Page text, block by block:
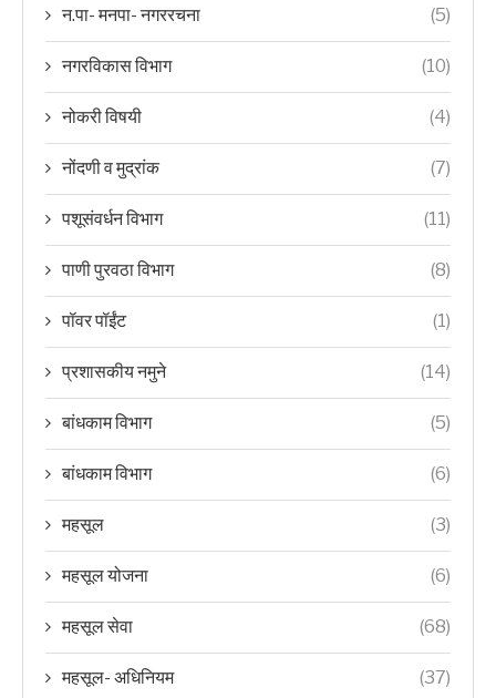
न.पा- मनपा- नगररचना (5)
नगरविकास विभाग (10)
नोकरी विषयी (4)
नोंदणी व मुद्रांक (7)
पशूसंवर्धन विभाग (11)
पाणी पुरवठा विभाग (8)
पॉवर पॉईंट (1)
प्रशासकीय नमुने (14)
बांधकाम विभाग (5)
बांधकाम विभाग (6)
महसूल (3)
महसूल योजना (6)
महसूल सेवा (68)
महसूल- अधिनियम (37)